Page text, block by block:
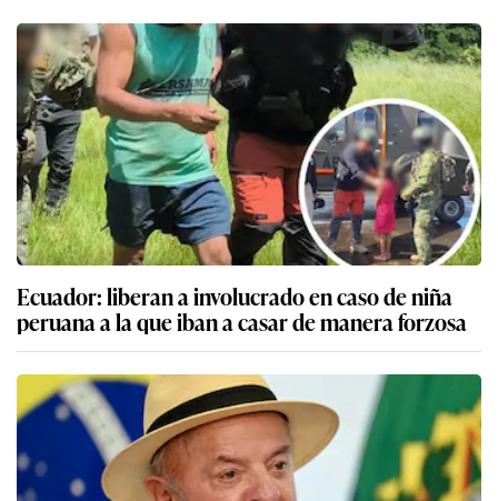
Ecuador: liberan a involucrado en caso de niña
peruana a la que iban a casar de manera forzosa